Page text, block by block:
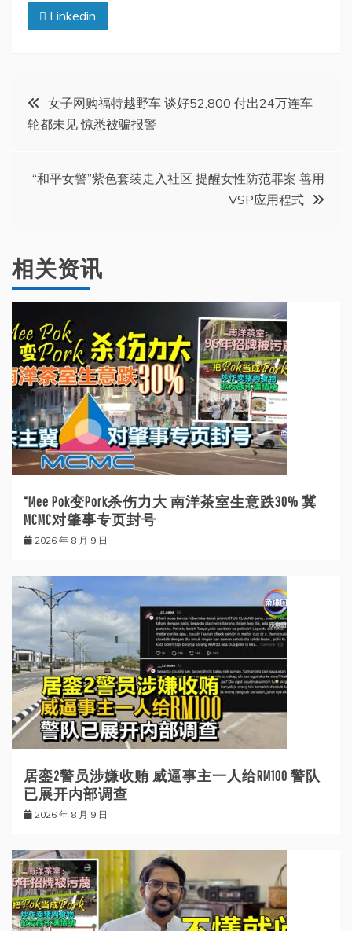
Linkedin
文
章
导
女子网购福特越野车 谈好52,800 付出24万连车
轮都未见 惊悉被骗报警
“和平女警”紫色套装走入社区 提醒女性防范罪案 善用
VSP应用程式
相关资讯
“Mee Pok变Pork杀伤力大 南洋茶室生意跌30% 冀
MCMC对肇事专页封号
2026 年 8 月 9 日
居銮2警员涉嫌收贿 威逼事主一人给RM100 警队
已展开内部调查
2026 年 8 月 9 日